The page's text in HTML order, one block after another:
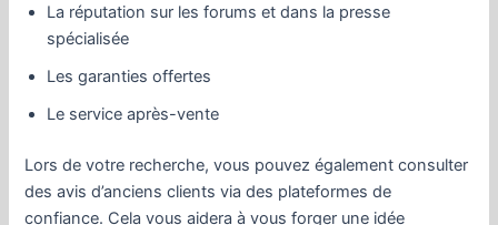
La réputation sur les forums et dans la presse
spécialisée
Les garanties offertes
Le service après-vente
Lors de votre recherche, vous pouvez également consulter
des avis d’anciens clients via des plateformes de
confiance. Cela vous aidera à vous forger une idée